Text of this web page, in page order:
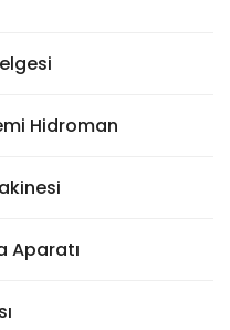
Hidroman
Aparatı